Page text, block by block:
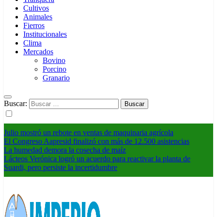
Cultivos
Animales
Fierros
Institucionales
Clima
Mercados
Bovino
Porcino
Granario
Buscar:
Julio mostró un rebote en ventas de maquinaria agrícola
El Congreso Aapresid finalizó con más de 12.500 asistencias
La humedad demora la cosecha de maíz
Lácteos Verónica logró un acuerdo para reactivar la planta de
Suardi, pero persiste la incertidumbre